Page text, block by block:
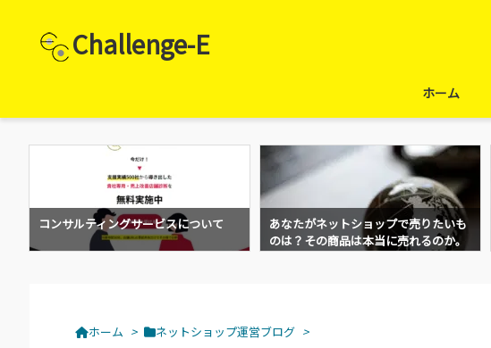
Challenge-E
ホーム
コンサルティングサービスについて
あなたがネットショップで売りたいも
のは？その商品は本当に売れるのか。
ホーム > ネットショップ運営ブログ >